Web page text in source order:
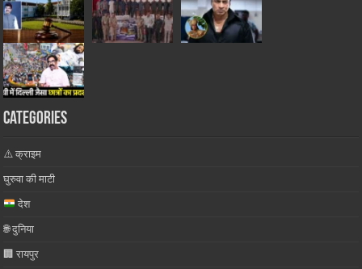
Categories
⚠️ क्राइम
घुरुवा की माटी
देश
🌐 दुनिया
🏢 रायपुर